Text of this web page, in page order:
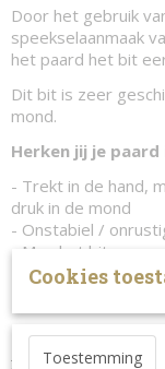
Door het gebruik
speekselaanmaak
het paard het bit
Dit bit is zeer
mond.
Herken jij je
- Trekt in de hand,
druk in de mond
- Onstabiel /
- Mag het bit meer
- Voelt stijf en stug
Het ontwerp is
JOHN is 100%
Cookies
Toestemming